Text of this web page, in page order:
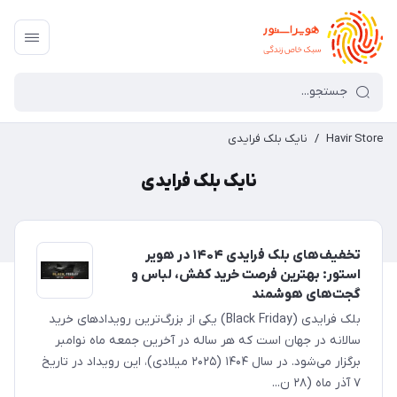
Havir Store
/ نایک بلک فرایدی
نایک بلک فرایدی
تخفیف‌های بلک فرایدی ۱۴۰۴ در هویر
استور: بهترین فرصت خرید کفش، لباس و
گجت‌های هوشمند
بلک فرایدی (Black Friday) یکی از بزرگ‌ترین رویدادهای خرید
سالانه در جهان است که هر ساله در آخرین جمعه ماه نوامبر
برگزار می‌شود. در سال ۱۴۰۴ (۲۰۲۵ میلادی)، این رویداد در تاریخ
۷ آذر ماه (۲۸ ن...